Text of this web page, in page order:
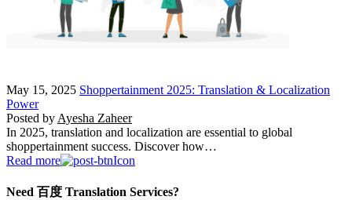
May 15, 2025 Shoppertainment 2025: Translation & Localization
Power
Posted by Ayesha Zaheer
In 2025, translation and localization are essential to global
shoppertainment success. Discover how…
Read more
Need 百度 Translation Services?